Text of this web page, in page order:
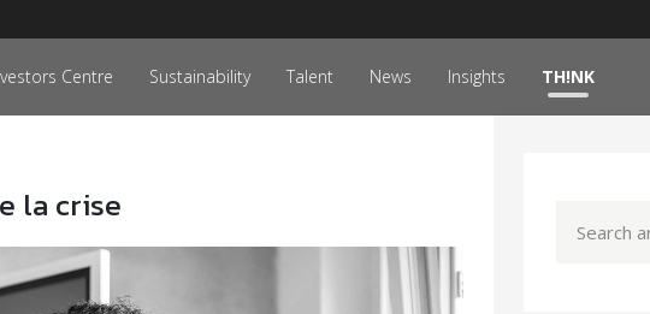
Centre Sustainability Talent News Insights TH!NK
la crise